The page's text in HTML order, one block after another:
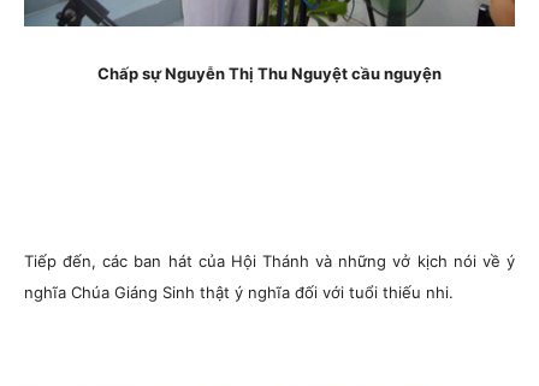
Chấp sự Nguyễn Thị Thu Nguyệt cầu nguyện
Tiếp đến, các ban hát của Hội Thánh và những vở kịch nói về ý
nghĩa Chúa Giáng Sinh thật ý nghĩa đối với tuổi thiếu nhi.